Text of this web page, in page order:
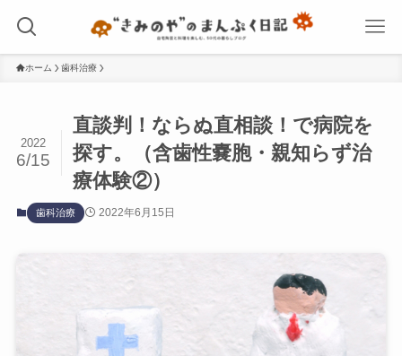
ホーム 歯科治療
直談判！ならぬ直相談！で病院を
探す。（含歯性嚢胞・親知らず治
療体験②）
2022
6/15
歯科治療 2022年6月15日